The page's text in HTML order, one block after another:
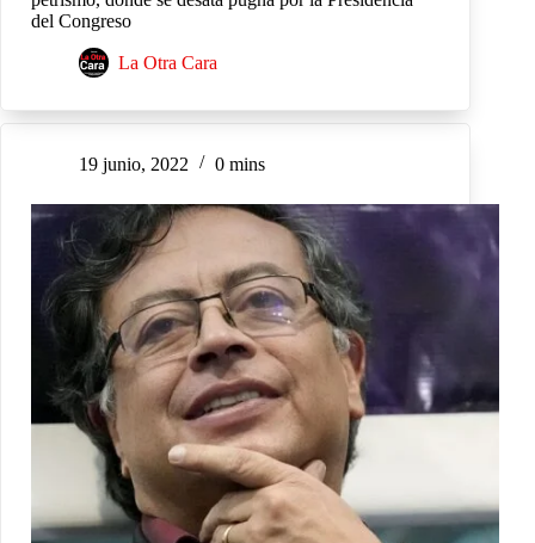
del Congreso
La Otra Cara
19 junio, 2022 0 mins